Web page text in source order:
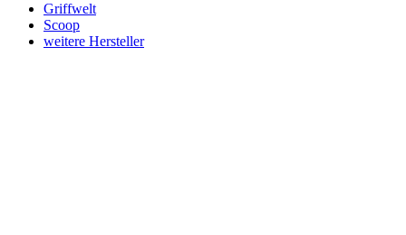
Griffwelt
Scoop
weitere Hersteller